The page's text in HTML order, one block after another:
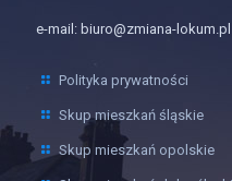
e-mail: biuro@zmiana-lokum.pl
Polityka prywatności
Skup mieszkań śląskie
Skup mieszkań opolskie